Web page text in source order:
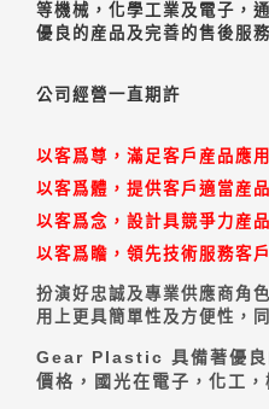
等機械，化學工業及電子，
優良的産品及完善的售後服
公司經營一直期許
以客爲尊，滿足客戶産品應用
以客爲體，提供客戶適當産品
以客爲念，設計具競爭力産品
以客爲瞻，領先技術服務客戶
扮演好忠誠及專業供應商角
用上更具簡單性及方便性，
Gear Plastic 具備著優
價格，國光在電子 ， 化工 ，